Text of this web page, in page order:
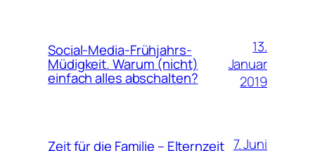
Social-Media-Frühjahrs-
Müdigkeit. Warum (nicht)
einfach alles abschalten?
13.
Januar
2019
Zeit für die Familie – Elternzeit 7. Juni